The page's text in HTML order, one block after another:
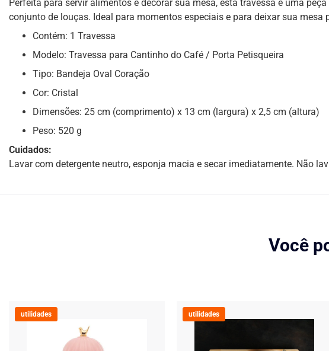
Perfeita para servir alimentos e decorar sua mesa, esta travessa é uma
conjunto de louças. Ideal para momentos especiais e para deixar sua mesa
Contém: 1 Travessa
Modelo: Travessa para Cantinho do Café / Porta Petisqueira
Tipo: Bandeja Oval Coração
Cor: Cristal
Dimensões: 25 cm (comprimento) x 13 cm (largura) x 2,5 cm (altura)
Peso: 520 g
Cuidados:
Lavar com detergente neutro, esponja macia e secar imediatamente. Não
Você
utilidades utilidades